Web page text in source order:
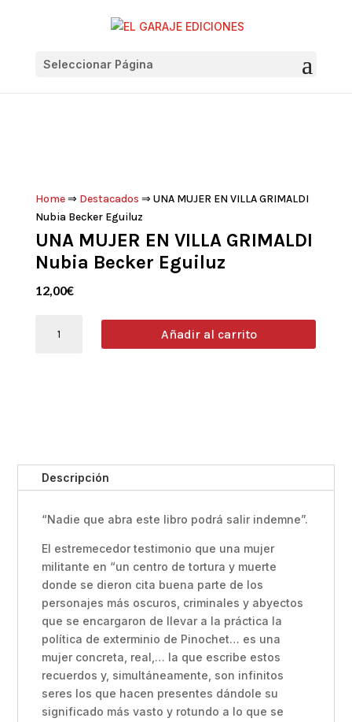
Seleccionar Página
Home⇒ Destacados ⇒ UNA MUJER EN VILLA GRIMALDI
Nubia Becker Eguiluz
UNA MUJER EN VILLA GRIMALDI
Nubia Becker Eguiluz
12,00€
MUJER
cantidad
Añadir al carrito
Descripción
“Nadie que abra este libro podrá salir indemne”.
El estremecedor testimonio que una mujer
militante en “un centro de tortura y muerte
donde se dieron cita buena parte de los
personajes más oscuros, criminales y abyectos
que se encargaron de llevar a la práctica la
política de exterminio de Pinochet… es una
mujer concreta, real,… la que escribe estos
recuerdos y, simultáneamente, son infinitos
seres los que hacen presentes dándole su
significado más vasto y rotundo a lo que se